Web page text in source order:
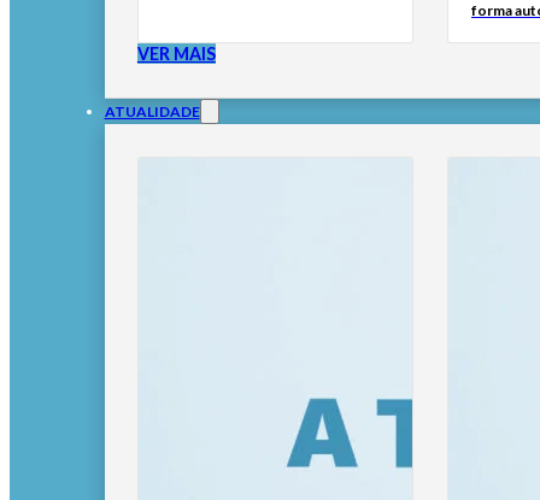
forma
VER MAIS
ATUALIDADE